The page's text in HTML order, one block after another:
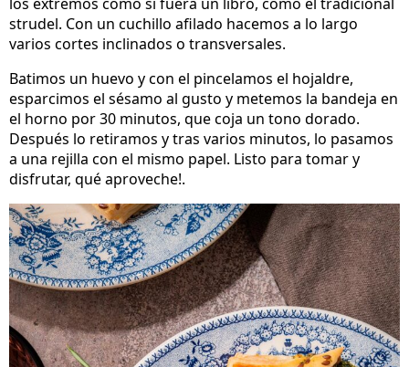
strudel. Con un cuchillo afilado hacemos a lo largo
varios cortes inclinados o transversales.
Batimos un huevo y con el pincelamos el hojaldre,
esparcimos el sésamo al gusto y metemos la bandeja en
el horno por 30 minutos, que coja un tono dorado.
Después lo retiramos y tras varios minutos, lo pasamos
a una rejilla con el mismo papel. Listo para tomar y
disfrutar, qué aproveche!.